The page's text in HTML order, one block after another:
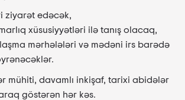
ziyarət edəcək,
xüsusiyyətləri ilə tanış olacaq,
mərhələləri və mədəni irs barədə
mühiti, davamlı inkişaf, tarixi abidələr
göstərən hər kəs.